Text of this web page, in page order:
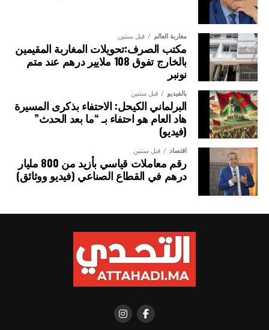
مغاربة العالم قبل سنتين
مكتب الصرف:تحويلات المغاربة المقيمين
بالخارج تفوق 108 ملايير درهم عند متم
نونبر
بالفيديو قبل سنتين
البرلماني الكيحل: الاحتفاء بذكرى المسيرة
هاد العام هو احتفاء بـ “ما بعد الحدث”
(فيديو)
اقتصاد قبل سنتين
رقم معاملات قياسي بأزيد من 800 مليار
درهم في القطاع الصناعي (فيديو ووثائق)